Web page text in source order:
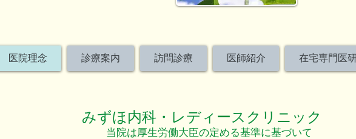
医院理念 診療案内 訪問診療 医師紹介 在宅専門医
みずほ内科・レディースクリニック
​当院は厚生労働大臣の定める基準に基づいて